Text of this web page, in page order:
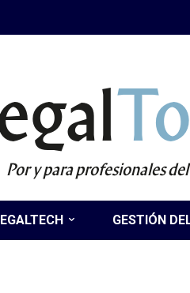
Por y para profesionales
GESTIÓN